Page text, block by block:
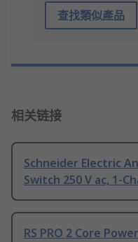
查找類似產品
相关链接
Schneider Electric
Switch 250 V ac, 1-
RS PRO 2 Core